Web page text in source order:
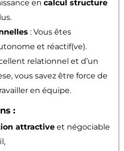
en calcul structure
: Vous êtes
et réactif(ve).
relationnel et d’un
vous savez être force de
en équipe.
:
attractive et négociable